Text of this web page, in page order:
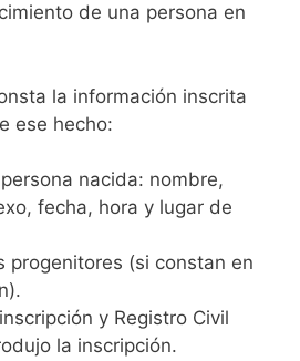
de una persona en
la información inscrita
ese hecho:
nacida: nombre,
fecha, hora y lugar de
progenitores (si constan en
y Registro Civil
la inscripción.